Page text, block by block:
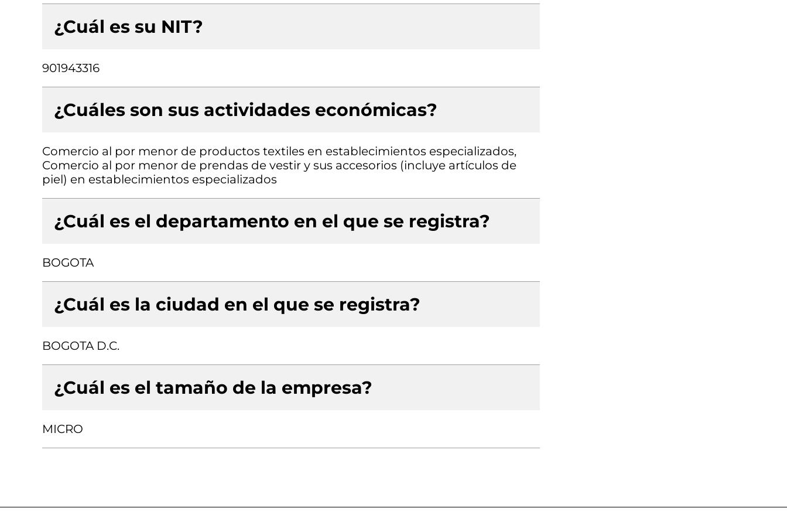
¿Cuál es su NIT?
901943316
¿Cuáles son sus actividades económicas?
Comercio al por menor de productos textiles en establecimientos especializados,
Comercio al por menor de prendas de vestir y sus accesorios (incluye artículos de
piel) en establecimientos especializados
¿Cuál es el departamento en el que se registra?
BOGOTA
¿Cuál es la ciudad en el que se registra?
BOGOTA D.C.
¿Cuál es el tamaño de la empresa?
MICRO